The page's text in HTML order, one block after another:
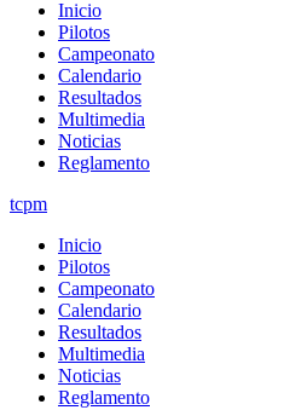
Inicio
Pilotos
Campeonato
Calendario
Resultados
Multimedia
Noticias
Reglamento
tcpm
Inicio
Pilotos
Campeonato
Calendario
Resultados
Multimedia
Noticias
Reglamento